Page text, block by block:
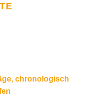
chronologisch